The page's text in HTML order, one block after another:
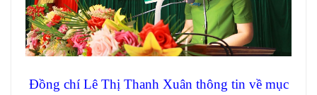
Đồng chí Lê Thị Thanh Xuân thông tin về mục